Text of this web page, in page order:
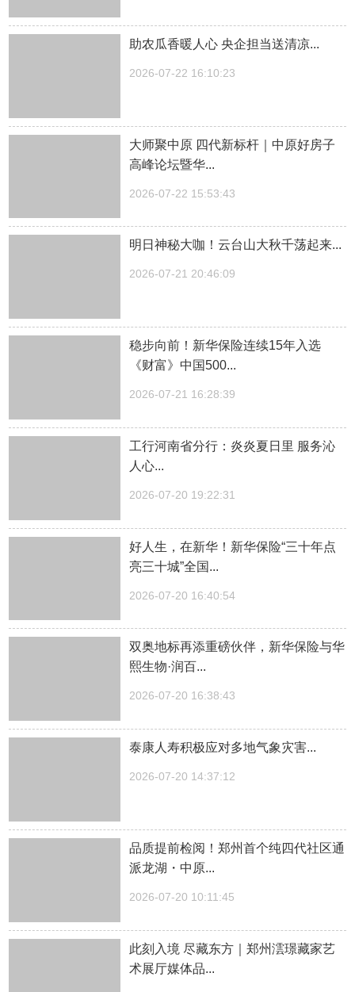
助农瓜香暖人心 央企担当送清凉...
2026-07-22 16:10:23
大师聚中原 四代新标杆｜中原好房子
高峰论坛暨华...
2026-07-22 15:53:43
明日神秘大咖！云台山大秋千荡起来...
2026-07-21 20:46:09
稳步向前！新华保险连续15年入选
《财富》中国500...
2026-07-21 16:28:39
工行河南省分行：炎炎夏日里 服务沁
人心...
2026-07-20 19:22:31
好人生，在新华！新华保险“三十年点
亮三十城”全国...
2026-07-20 16:40:54
双奥地标再添重磅伙伴，新华保险与华
熙生物·润百...
2026-07-20 16:38:43
泰康人寿积极应对多地气象灾害...
2026-07-20 14:37:12
品质提前检阅！郑州首个纯四代社区通
派龙湖・中原...
2026-07-20 10:11:45
此刻入境 尽藏东方｜郑州澐璟藏家艺
术展厅媒体品...